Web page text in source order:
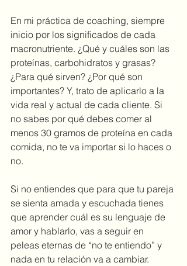
En mi práctica de coaching, siempre
inicio por los significados de cada
macronutriente. ¿Qué y cuáles son las
proteínas, carbohidratos y grasas?
¿Para qué sirven? ¿Por qué son
importantes? Y, trato de aplicarlo a la
vida real y actual de cada cliente. Si
no sabes por qué debes comer al
menos 30 gramos de proteína en cada
comida, no te va importar si lo haces o
no.
Si no entiendes que para que tu pareja
se sienta amada y escuchada tienes
que aprender cuál es su lenguaje de
amor y hablarlo, vas a seguir en
peleas eternas de “no te entiendo” y
nada en tu relación va a cambiar.